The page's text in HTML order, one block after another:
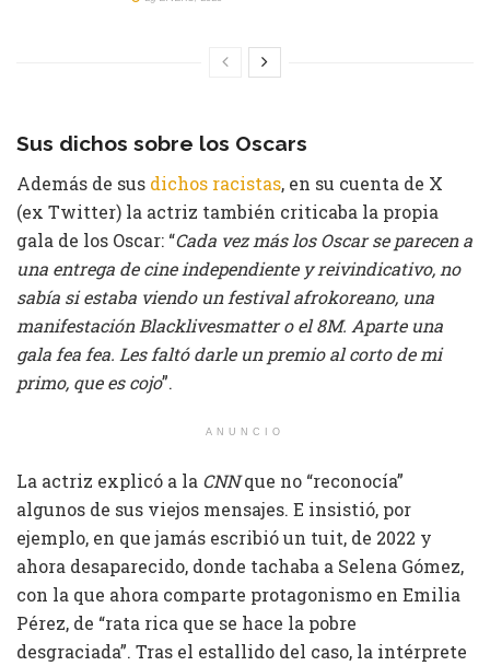
Sus dichos sobre los Oscars
Además de sus dichos racistas, en su cuenta de X
(ex Twitter) la actriz también criticaba la propia
gala de los Oscar: “Cada vez más los Oscar se parecen a
una entrega de cine independiente y reivindicativo, no
sabía si estaba viendo un festival afrokoreano, una
manifestación Blacklivesmatter o el 8M. Aparte una
gala fea fea. Les faltó darle un premio al corto de mi
primo, que es cojo”.
ANUNCIO
La actriz explicó a la CNNque no “reconocía”
algunos de sus viejos mensajes. E insistió, por
ejemplo, en que jamás escribió un tuit, de 2022 y
ahora desaparecido, donde tachaba a Selena Gómez,
con la que ahora comparte protagonismo en Emilia
Pérez, de “rata rica que se hace la pobre
desgraciada”. Tras el estallido del caso, la intérprete